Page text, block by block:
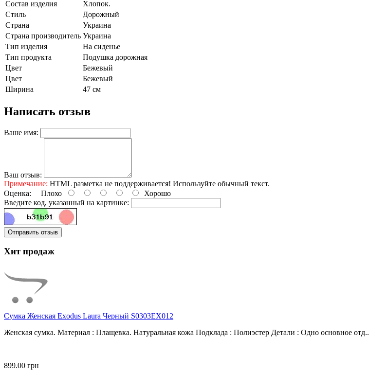
Состав изделия
Хлопок.
Стиль
Дорожный
Страна
Украина
Страна производитель Украина
Тип изделия
На сиденье
Тип продукта
Подушка дорожная
Цвет
Бежевый
Цвет
Бежевый
Ширина
47 см
Написать отзыв
Ваше имя:
Ваш отзыв:
Примечание: HTML разметка не поддерживается! Используйте обычный текст.
Оценка: Плохо
Хорошо
Введите код, указанный на картинке:
Отправить отзыв
Хит продаж
Сумка Женская Exodus Laura Черный S0303EX012
Женская сумка. Материал : Плащевка. Натуральная кожа Подклада : Полиэстер Детали : Одно основное отд..
899.00 грн